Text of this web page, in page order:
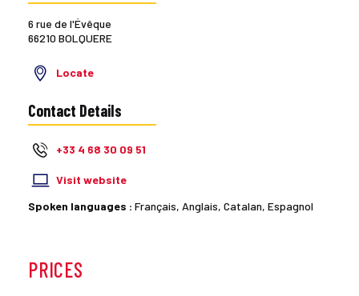
6 rue de l'Évêque
66210 BOLQUERE
Locate
Contact Details
+33 4 68 30 09 51
Visit website
Spoken languages : Français, Anglais, Catalan, Espagnol
PRICES